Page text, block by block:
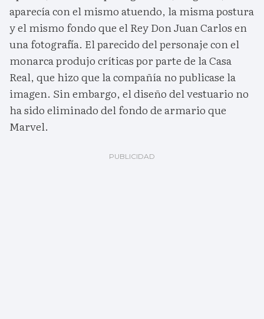
aparecía con el mismo atuendo, la misma postura
y el mismo fondo que el Rey Don Juan Carlos en
una fotografía. El parecido del personaje con el
monarca produjo críticas por parte de la Casa
Real, que hizo que la compañía no publicase la
imagen. Sin embargo, el diseño del vestuario no
ha sido eliminado del fondo de armario que
Marvel.